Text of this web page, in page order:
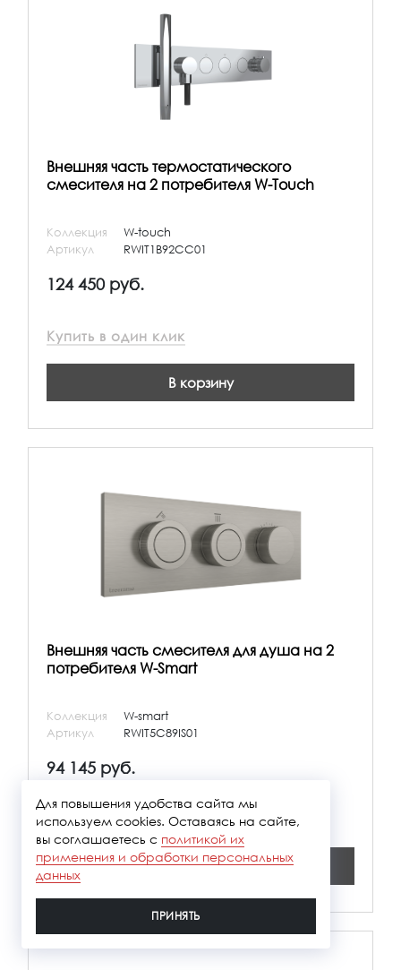
Внешняя часть термостатического
смесителя на 2 потребителя W-Touch
Коллекция
W-touch
Артикул
RWIT1B92CC01
124 450 руб.
Купить в один клик
В корзину
Внешняя часть смесителя для душа на 2
потребителя W-Smart
Коллекция
W-smart
Артикул
RWIT5C89IS01
94 145 руб.
Купить в один клик
В корзину
Для повышения удобства сайта мы
используем cookies. Оставаясь на сайте,
вы соглашаетесь с политикой их
применения и обработки персональных
данных
ПРИНЯТЬ